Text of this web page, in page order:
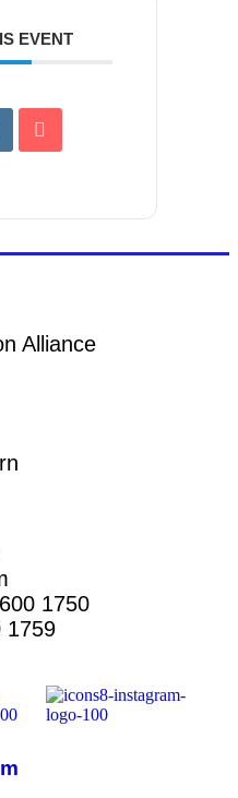
EVENT
Alliance
1750
1759